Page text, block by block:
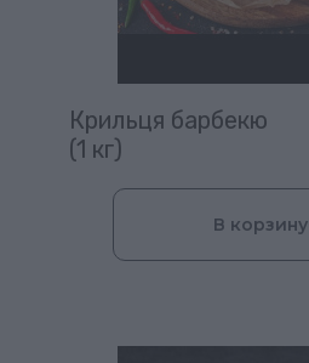
Крильця барбекю
(1 кг)
В корзину